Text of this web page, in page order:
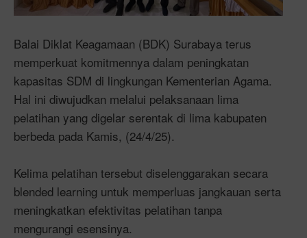
Balai Diklat Keagamaan (BDK) Surabaya terus
memperkuat komitmennya dalam peningkatan
kapasitas SDM di lingkungan Kementerian Agama.
Hal ini diwujudkan melalui pelaksanaan lima
pelatihan yang digelar serentak di lima kabupaten
berbeda pada Kamis, (24/4/25).
Kelima pelatihan tersebut diselenggarakan secara
blended learning untuk memperluas jangkauan serta
meningkatkan efektivitas pelatihan tanpa
mengurangi esensinya.